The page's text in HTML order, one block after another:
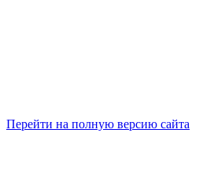
Перейти на полную версию сайта